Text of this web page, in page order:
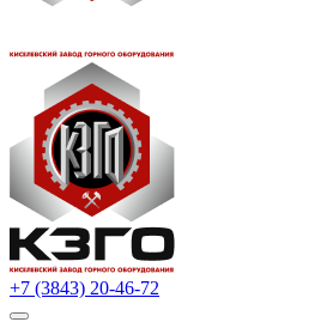
+7 (3843) 20-46-72